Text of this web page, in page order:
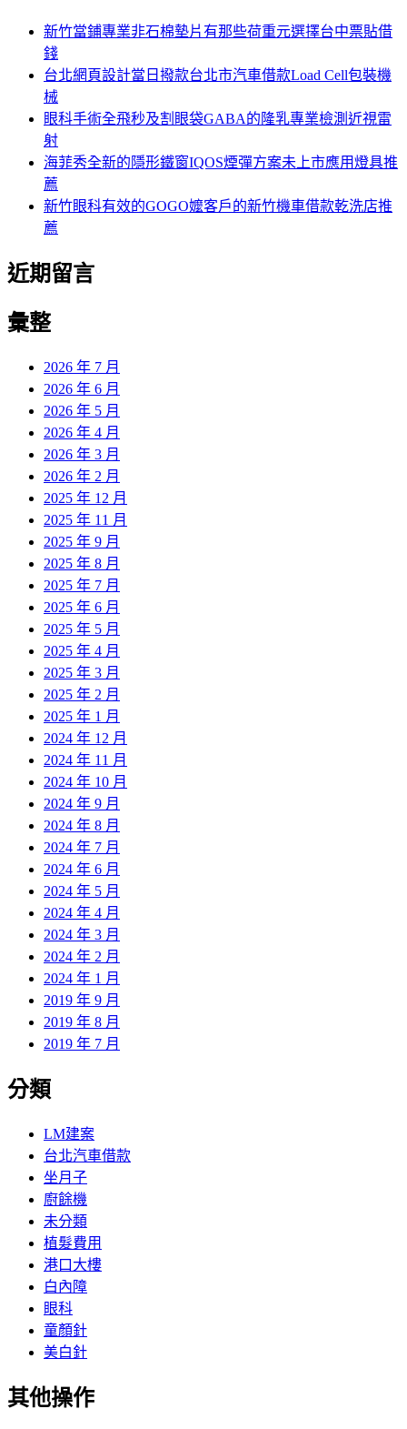
新竹當鋪專業非石棉墊片有那些荷重元選擇台中票貼借
錢
台北網頁設計當日撥款台北市汽車借款Load Cell包裝機
械
眼科手術全飛秒及割眼袋GABA的隆乳專業檢測近視雷
射
海菲秀全新的隱形鐵窗IQOS煙彈方案未上市應用燈具推
薦
新竹眼科有效的GOGO嬤客戶的新竹機車借款乾洗店推
薦
近期留言
彙整
2026 年 7 月
2026 年 6 月
2026 年 5 月
2026 年 4 月
2026 年 3 月
2026 年 2 月
2025 年 12 月
2025 年 11 月
2025 年 9 月
2025 年 8 月
2025 年 7 月
2025 年 6 月
2025 年 5 月
2025 年 4 月
2025 年 3 月
2025 年 2 月
2025 年 1 月
2024 年 12 月
2024 年 11 月
2024 年 10 月
2024 年 9 月
2024 年 8 月
2024 年 7 月
2024 年 6 月
2024 年 5 月
2024 年 4 月
2024 年 3 月
2024 年 2 月
2024 年 1 月
2019 年 9 月
2019 年 8 月
2019 年 7 月
分類
LM建案
台北汽車借款
坐月子
廚餘機
未分類
植髮費用
港口大樓
白內障
眼科
童顏針
美白針
其他操作